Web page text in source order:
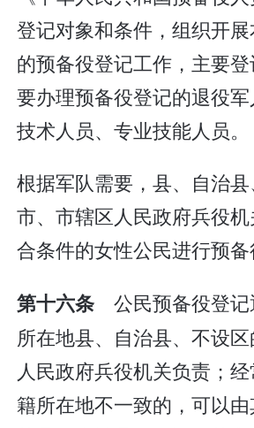
登记对象和条件，组织开
的预备役登记工作，主要
要办理预备役登记的退役
技术人员、专业技能人员。
根据军队需要，县、自治
市、市辖区人民政府兵役
合条件的女性公民进行预备
第十六条公民预备役登
所在地县、自治县、不设
人民政府兵役机关负责；
籍所在地不一致的，可以